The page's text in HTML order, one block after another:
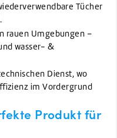
Tücher
rauen Umgebungen –
wasser- &
Dienst, wo
im Vordergrund
Produkt für